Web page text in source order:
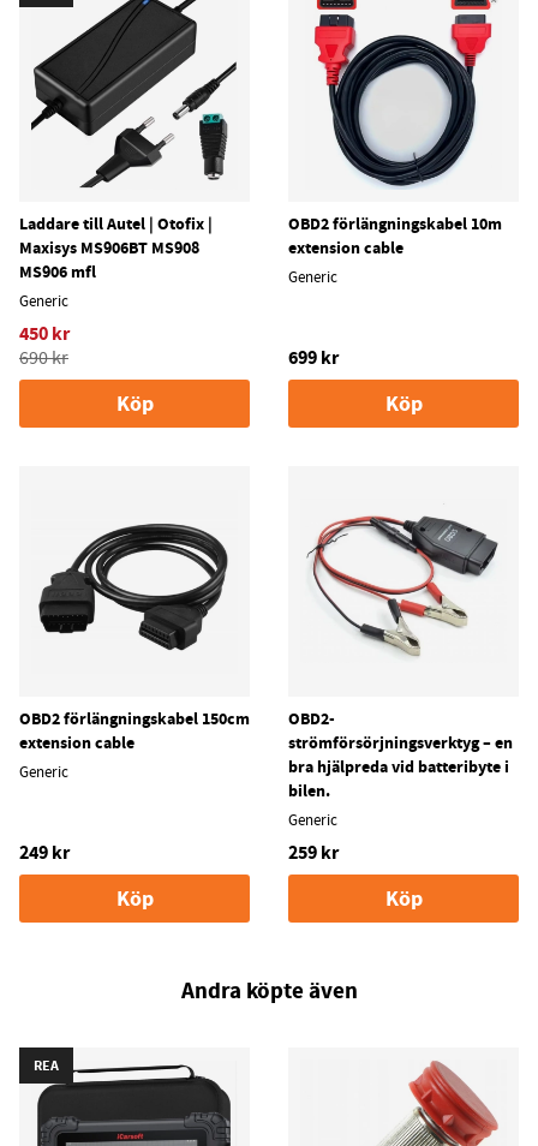
Laddare till Autel | Otofix |
Maxisys MS906BT MS908
MS906 mfl
Generic
450 kr
690 kr
Köp
OBD2 förlängningskabel 10m
extension cable
Generic
699 kr
Köp
OBD2 förlängningskabel 150cm
extension cable
Generic
249 kr
Köp
OBD2-
strömförsörjningsverktyg – en
bra hjälpreda vid batteribyte i
bilen.
Generic
259 kr
Köp
Andra köpte även
REA